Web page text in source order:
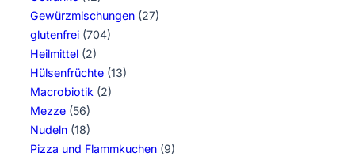
Gewürzmischungen (27)
glutenfrei (704)
Heilmittel (2)
Hülsenfrüchte (13)
Macrobiotik (2)
Mezze (56)
Nudeln (18)
Pizza und Flammkuchen (9)